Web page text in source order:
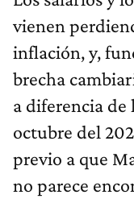
vienen
inflación, y,
brecha
a diferencia de
octubre del
previo a que
no parece